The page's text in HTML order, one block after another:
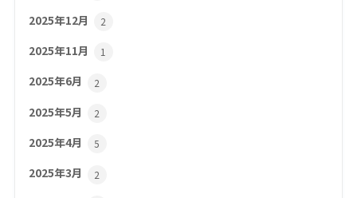
2025年12月 2
2025年11月 1
2025年6月 2
2025年5月 2
2025年4月 5
2025年3月 2